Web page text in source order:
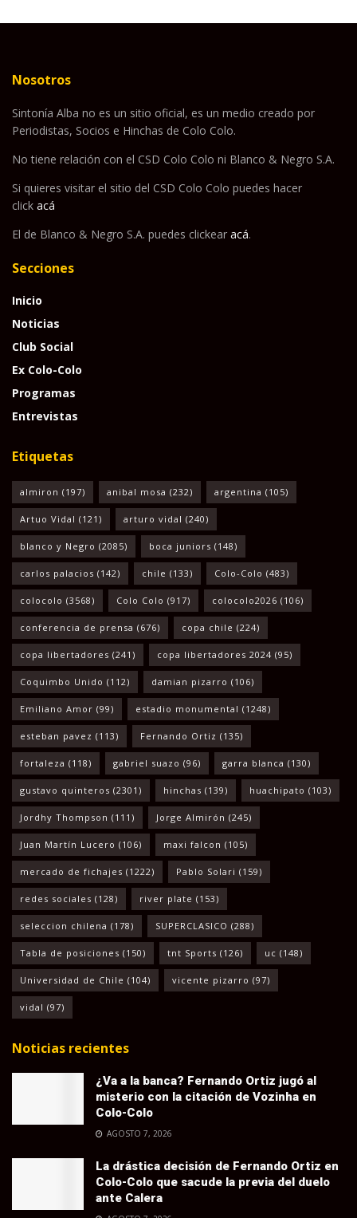
Nosotros
Sintonía Alba no es un sitio oficial, es un medio creado por
Periodistas, Socios e Hinchas de Colo Colo.
No tiene relación con el CSD Colo Colo ni Blanco & Negro S.A.
Si quieres visitar el sitio del CSD Colo Colo puedes hacer
click acá
El de Blanco & Negro S.A. puedes clickear acá.
Secciones
Inicio
Noticias
Club Social
Ex Colo-Colo
Programas
Entrevistas
Etiquetas
almiron (197) anibal mosa (232) argentina (105)
Artuo Vidal (121) arturo vidal (240)
blanco y Negro (2085) boca juniors (148)
carlos palacios (142) chile (133) Colo-Colo (483)
colocolo (3568) Colo Colo (917) colocolo2026 (106)
conferencia de prensa (676) copa chile (224)
copa libertadores (241) copa libertadores 2024 (95)
Coquimbo Unido (112) damian pizarro (106)
Emiliano Amor (99) estadio monumental (1248)
esteban pavez (113) Fernando Ortiz (135)
fortaleza (118) gabriel suazo (96) garra blanca (130)
gustavo quinteros (2301) hinchas (139) huachipato (103)
Jordhy Thompson (111) Jorge Almirón (245)
Juan Martín Lucero (106) maxi falcon (105)
mercado de fichajes (1222) Pablo Solari (159)
redes sociales (128) river plate (153)
seleccion chilena (178) SUPERCLASICO (288)
Tabla de posiciones (150) tnt Sports (126) uc (148)
Universidad de Chile (104) vicente pizarro (97)
vidal (97)
Noticias recientes
¿Va a la banca? Fernando Ortiz jugó al
misterio con la citación de Vozinha en
Colo-Colo
AGOSTO 7, 2026
La drástica decisión de Fernando Ortiz en
Colo-Colo que sacude la previa del duelo
ante Calera